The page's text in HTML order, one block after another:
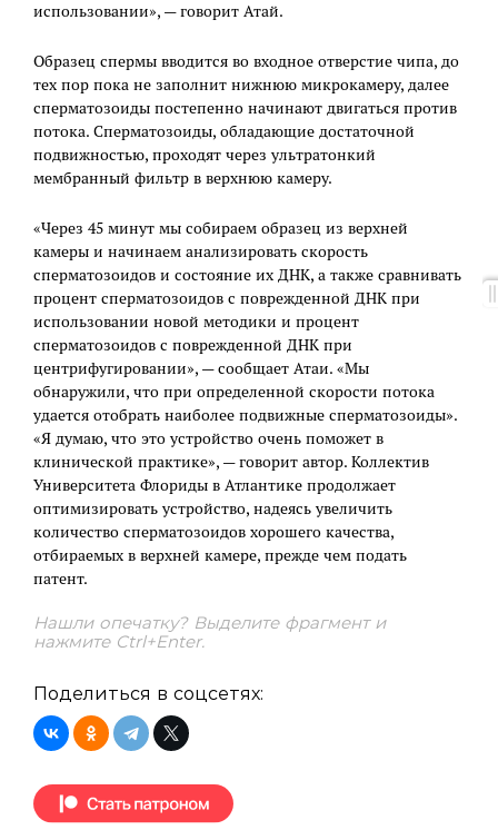
использовании», — говорит Атай.
Образец спермы вводится во входное отверстие чипа, до
тех пор пока не заполнит нижнюю микрокамеру, далее
сперматозоиды постепенно начинают двигаться против
потока. Сперматозоиды, обладающие достаточной
подвижностью, проходят через ультратонкий
мембранный фильтр в верхнюю камеру.
«Через 45 минут мы собираем образец из верхней
камеры и начинаем анализировать скорость
сперматозоидов и состояние их ДНК, а также сравнивать
процент сперматозоидов с поврежденной ДНК при
использовании новой методики и процент
сперматозоидов с поврежденной ДНК при
центрифугировании», — сообщает Атаи. «Мы
обнаружили, что при определенной скорости потока
удается отобрать наиболее подвижные сперматозоиды».
«Я думаю, что это устройство очень поможет в
клинической практике», — говорит автор. Коллектив
Университета Флориды в Атлантике продолжает
оптимизировать устройство, надеясь увеличить
количество сперматозоидов хорошего качества,
отбираемых в верхней камере, прежде чем подать
патент.
Нашли опечатку? Выделите фрагмент и
нажмите Ctrl+Enter.
Поделиться в соцсетях: